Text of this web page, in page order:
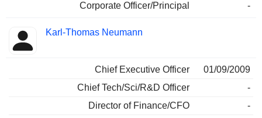
Corporate Officer/Principal
-
Karl-Thomas Neumann
Chief Executive Officer
01/09/2009
Chief Tech/Sci/R&D Officer
-
Director of Finance/CFO
-